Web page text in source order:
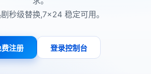
秒级替换,7×24 稳定可用。
注册 登录控制台